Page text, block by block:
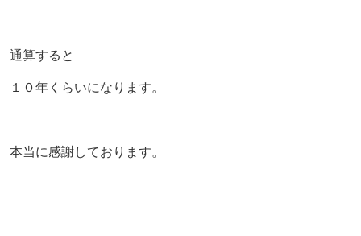
通算すると
１０年くらいになります。
本当に感謝しております。